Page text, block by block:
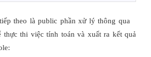
theo là public phần xử lý thông qua
thực thi việc tính toán và xuất ra kết quả